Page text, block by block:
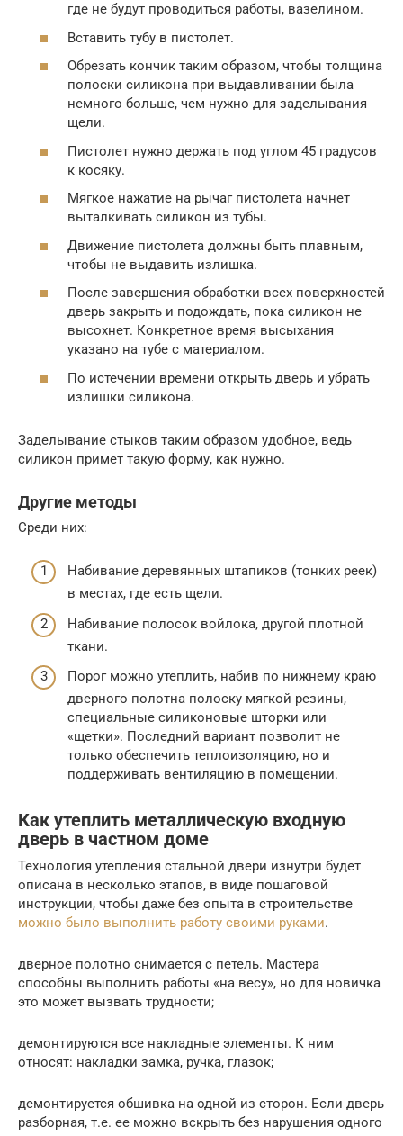
где не будут проводиться работы, вазелином.
Вставить тубу в пистолет.
Обрезать кончик таким образом, чтобы толщина
полоски силикона при выдавливании была
немного больше, чем нужно для заделывания
щели.
Пистолет нужно держать под углом 45 градусов
к косяку.
Мягкое нажатие на рычаг пистолета начнет
выталкивать силикон из тубы.
Движение пистолета должны быть плавным,
чтобы не выдавить излишка.
После завершения обработки всех поверхностей
дверь закрыть и подождать, пока силикон не
высохнет. Конкретное время высыхания
указано на тубе с материалом.
По истечении времени открыть дверь и убрать
излишки силикона.
Заделывание стыков таким образом удобное, ведь
силикон примет такую форму, как нужно.
Другие методы
Среди них:
Набивание деревянных штапиков (тонких реек)
в местах, где есть щели.
Набивание полосок войлока, другой плотной
ткани.
Порог можно утеплить, набив по нижнему краю
дверного полотна полоску мягкой резины,
специальные силиконовые шторки или
«щетки». Последний вариант позволит не
только обеспечить теплоизоляцию, но и
поддерживать вентиляцию в помещении.
Как утеплить металлическую входную
дверь в частном доме
Технология утепления стальной двери изнутри будет
описана в несколько этапов, в виде пошаговой
инструкции, чтобы даже без опыта в строительстве
можно было выполнить работу своими руками.
дверное полотно снимается с петель. Мастера
способны выполнить работы «на весу», но для новичка
это может вызвать трудности;
демонтируются все накладные элементы. К ним
относят: накладки замка, ручка, глазок;
демонтируется обшивка на одной из сторон. Если дверь
разборная, т.е. ее можно вскрыть без нарушения одного